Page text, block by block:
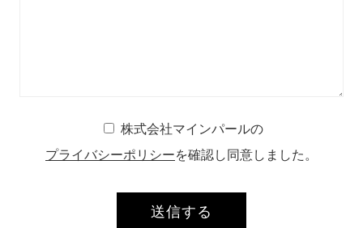
株式会社マインパールの
プライバシーポリシーを確認し同意しました。